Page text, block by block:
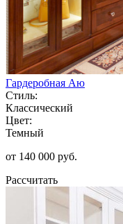
Гардеробная Аю
Стиль:
Классический
Цвет:
Темный
от 140 000 руб.
Рассчитать